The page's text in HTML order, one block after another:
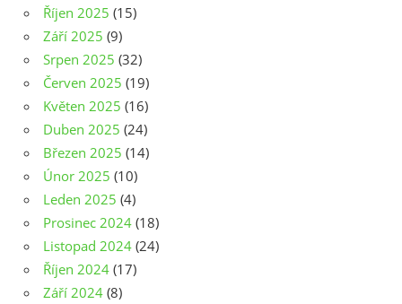
Říjen 2025 (15)
Září 2025 (9)
Srpen 2025 (32)
Červen 2025 (19)
Květen 2025 (16)
Duben 2025 (24)
Březen 2025 (14)
Únor 2025 (10)
Leden 2025 (4)
Prosinec 2024 (18)
Listopad 2024 (24)
Říjen 2024 (17)
Září 2024 (8)